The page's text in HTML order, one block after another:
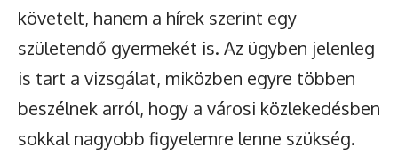
követelt, hanem a hírek szerint egy
születendő gyermekét is. Az ügyben jelenleg
is tart a vizsgálat, miközben egyre többen
beszélnek arról, hogy a városi közlekedésben
sokkal nagyobb figyelemre lenne szükség.